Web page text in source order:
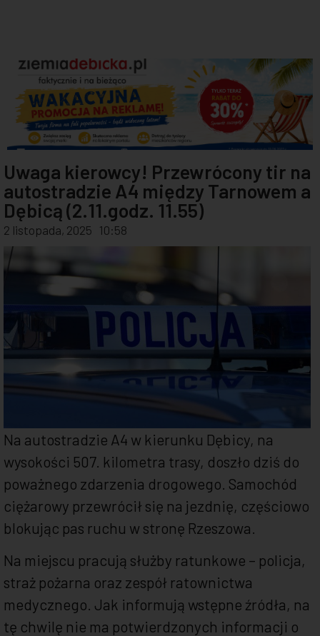
Uwaga kierowcy! Przewrócony tir na
autostradzie A4 między Tarnowem a
Dębicą (2.11.godz. 11.55)
2 listopada, 2025 10:58
Na autostradzie A4 w kierunku Dębicy, na
wysokości 507. kilometra trasy, doszło dziś do
poważnego zdarzenia drogowego. Samochód
ciężarowy przewrócił się na jezdnię, częściowo
blokując pas ruchu w stronę Rzeszowa.
Na miejscu pracują służby ratunkowe – policja,
straż pożarna oraz zespół ratownictwa
medycznego. Jak informują wstępne źródła, na
tę chwilę nie ma potwierdzonych informacji o